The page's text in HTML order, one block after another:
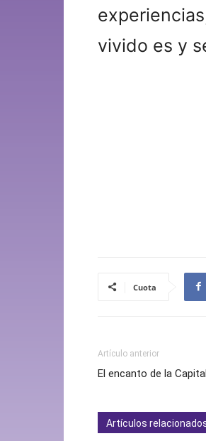
vivido es y
Cuota
Artículo anterior
El encanto de la
Artículos